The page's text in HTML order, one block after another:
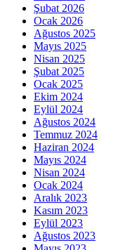
Şubat 2026
Ocak 2026
Ağustos 2025
Mayıs 2025
Nisan 2025
Şubat 2025
Ocak 2025
Ekim 2024
Eylül 2024
Ağustos 2024
Temmuz 2024
Haziran 2024
Mayıs 2024
Nisan 2024
Ocak 2024
Aralık 2023
Kasım 2023
Eylül 2023
Ağustos 2023